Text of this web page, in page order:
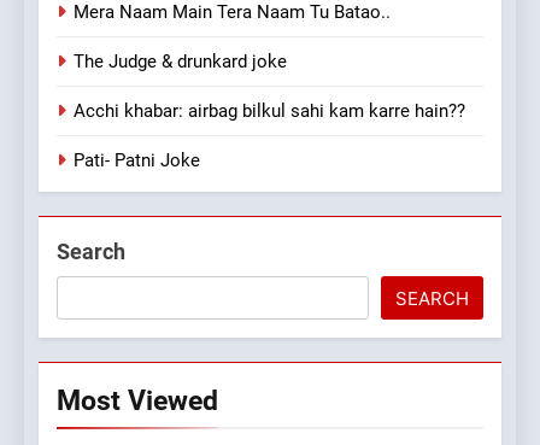
Mera Naam Main Tera Naam Tu Batao..
The Judge & drunkard joke
Acchi khabar: airbag bilkul sahi kam karre hain??
Pati- Patni Joke
Search
SEARCH
Most Viewed